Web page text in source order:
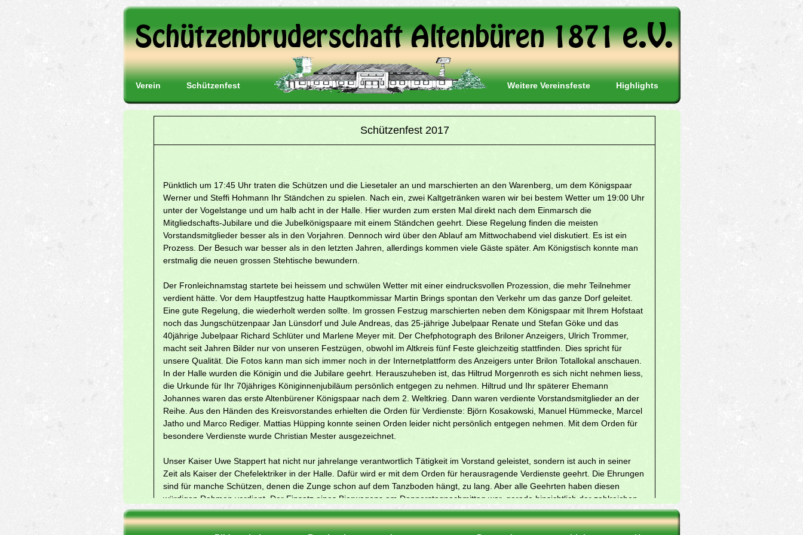
Verein Schützenfest Weitere Vereinsfeste Highlights
Schützenfest 2017
Pünktlich um 17:45 Uhr traten die Schützen und die Liesetaler an und marschierten an den Warenberg, um dem Königspaar
Werner und Steffi Hohmann Ihr Ständchen zu spielen. Nach ein, zwei Kaltgetränken waren wir bei bestem Wetter um 19:00 Uhr
unter der Vogelstange und um halb acht in der Halle. Hier wurden zum ersten Mal direkt nach dem Einmarsch die
Mitgliedschafts-Jubilare und die Jubelkönigspaare mit einem Ständchen geehrt. Diese Regelung finden die meisten
Vorstandsmitglieder besser als in den Vorjahren. Dennoch wird über den Ablauf am Mittwochabend viel diskutiert. Es ist ein
Prozess. Der Besuch war besser als in den letzten Jahren, allerdings kommen viele Gäste später. Am Königstisch konnte man
erstmalig die neuen grossen Stehtische bewundern.
Der Fronleichnamstag startete bei heissem und schwülen Wetter mit einer eindrucksvollen Prozession, die mehr Teilnehmer
verdient hätte. Vor dem Hauptfestzug hatte Hauptkommissar Martin Brings spontan den Verkehr um das ganze Dorf geleitet.
Eine gute Regelung, die wiederholt werden sollte. Im grossen Festzug marschierten neben dem Königspaar mit Ihrem Hofstaat
noch das Jungschützenpaar Jan Lünsdorf und Jule Andreas, das 25-jährige Jubelpaar Renate und Stefan Göke und das
40jährige Jubelpaar Richard Schlüter und Marlene Meyer mit. Der Chefphotograph des Briloner Anzeigers, Ulrich Trommer,
macht seit Jahren Bilder nur von unseren Festzügen, obwohl im Altkreis fünf Feste gleichzeitig stattfinden. Dies spricht für
unsere Qualität. Die Fotos kann man sich immer noch in der Internetplattform des Anzeigers unter Brilon Totallokal anschauen.
In der Halle wurden die Königin und die Jubilare geehrt. Herauszuheben ist, das Hiltrud Morgenroth es sich nicht nehmen liess,
die Urkunde für Ihr 70jähriges Königinnenjubiläum persönlich entgegen zu nehmen. Hiltrud und Ihr späterer Ehemann
Johannes waren das erste Altenbürener Königspaar nach dem 2. Weltkrieg. Dann waren verdiente Vorstandsmitglieder an der
Reihe. Aus den Händen des Kreisvorstandes erhielten die Orden für Verdienste: Björn Kosakowski, Manuel Hümmecke, Marcel
Jatho und Marco Rediger. Mattias Hüpping konnte seinen Orden leider nicht persönlich entgegen nehmen. Mit dem Orden für
besondere Verdienste wurde Christian Mester ausgezeichnet.
Unser Kaiser Uwe Stappert hat nicht nur jahrelange verantwortlich Tätigkeit im Vorstand geleistet, sondern ist auch in seiner
Zeit als Kaiser der Chefelektriker in der Halle. Dafür wird er mit dem Orden für herausragende Verdienste geehrt. Die Ehrungen
sind für manche Schützen, denen die Zunge schon auf dem Tanzboden hängt, zu lang. Aber alle Geehrten haben diesen
würdigen Rahmen verdient. Der Einsatz eines Bierwagens am Donnerstagnachmittag war, gerade hinsichtlich der zahlreichen
Gäste, richtig und hat sich auch wirtschaftlich gelohnt. Eine weiters Highlight war der Auftritt einer schottischen Dudelsack-
Kappele, die die Freunde des Königspaares engagiert hatten. Im Nachhinein war auch interessant, das beim Königstanz